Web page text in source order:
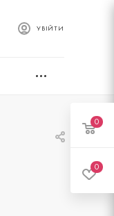
УВІЙТИ
0
0